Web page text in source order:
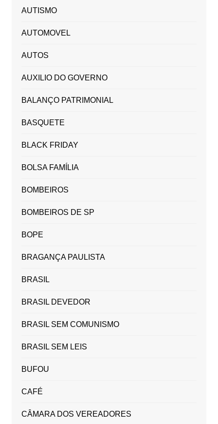
AUTISMO
AUTOMOVEL
AUTOS
AUXILIO DO GOVERNO
BALANÇO PATRIMONIAL
BASQUETE
BLACK FRIDAY
BOLSA FAMÍLIA
BOMBEIROS
BOMBEIROS DE SP
BOPE
BRAGANÇA PAULISTA
BRASIL
BRASIL DEVEDOR
BRASIL SEM COMUNISMO
BRASIL SEM LEIS
BUFOU
CAFÉ
CÂMARA DOS VEREADORES